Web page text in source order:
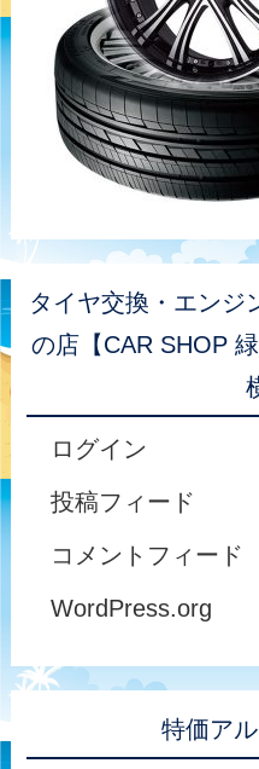
タイヤ交換・エンジ
の店【CAR SHOP
ログイン
投稿フィード
コメントフィード
WordPress.org
特価ア